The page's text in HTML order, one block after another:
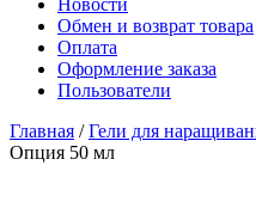
Новости
Обмен и возврат товара
Оплата
Оформление заказа
Пользователи
Главная /Гели для
Опция 50 мл